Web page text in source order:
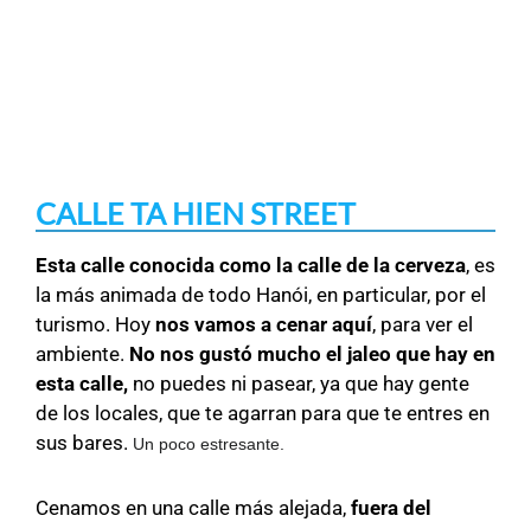
CALLE TA HIEN STREET
Esta calle conocida como la calle de la cerveza, es
la más animada de todo Hanói, en particular, por el
turismo. Hoy nos vamos a cenar aquí, para ver el
ambiente. No nos gustó mucho el jaleo que hay en
esta calle, no puedes ni pasear, ya que hay gente
de los locales, que te agarran para que te entres en
sus bares. Un poco estresante.
Cenamos en una calle más alejada, fuera del